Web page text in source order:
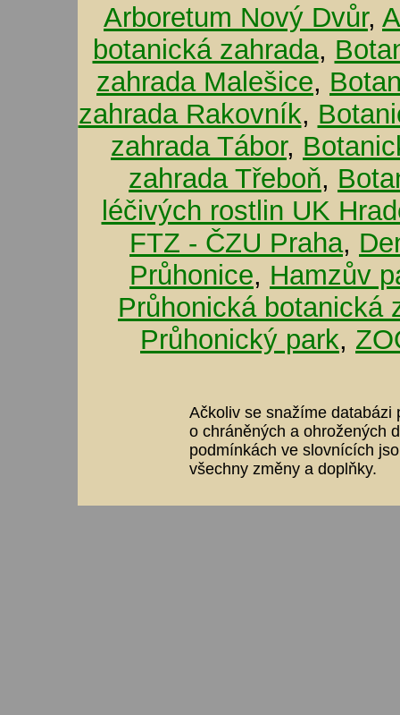
Arboretum Nový Dvůr,
botanická zahrada,
zahrada Malešice,
zahrada Rakovník,
zahrada Tábor,
zahrada Třeboň,
léčivých rostlin UK
FTZ - ČZU Praha,
Průhonice, Hamzův
Průhonická botanická
Průhonický park,
Ačkoliv se snažíme databázi
o chráněných a ohrožených
podmínkách ve slovnících
všechny změny a doplňky.